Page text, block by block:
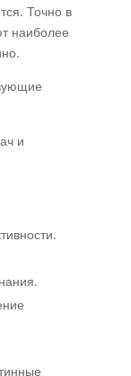
Точно в
наиболее
и